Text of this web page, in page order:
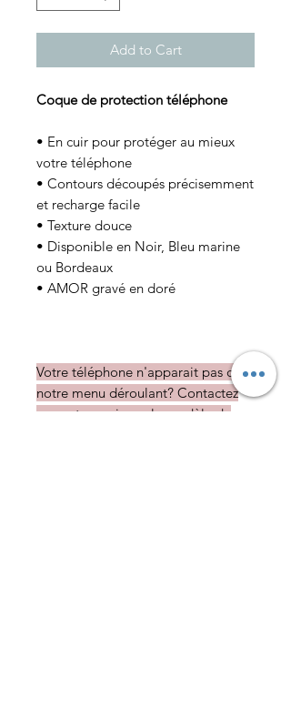
Add to Cart
Coque de protection téléphone
• En cuir pour protéger au mieux
votre téléphone
• Contours découpés précisemment
et recharge facile
• Texture douce
• Disponible en Noir, Bleu marine
ou Bordeaux
• AMOR gravé en doré
Votre téléphone n'apparait pas dans
notre menu déroulant? Contactez
nous et renseignez le modèle de